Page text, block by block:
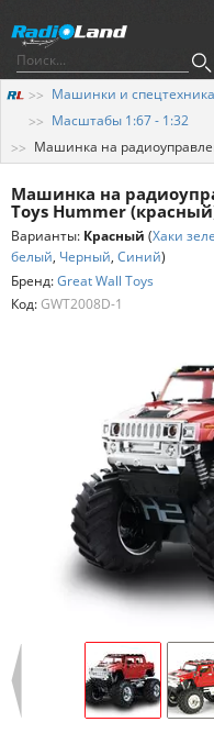
Машинки и спецтехника
Масштабы 1:67 - 1:32
Машинка на радиоуправлении
Машинка на
Toys Hummer
Варианты: Красный (Хаки
белый, Черный, Синий)
Бренд:Great Wall Toys
Код:GWT2008D-1